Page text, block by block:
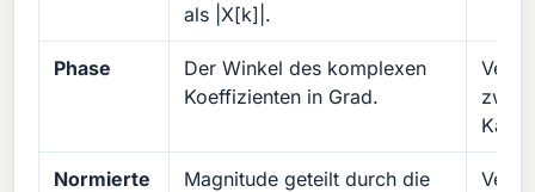
als |X[k]|.
Phase
Der Winkel des komplexen
Koeffizienten in Grad.
Normierte
Magnitude geteilt durch die